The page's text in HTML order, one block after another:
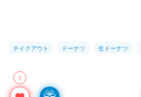
テイクアウト ドーナツ 生ドーナツ
1